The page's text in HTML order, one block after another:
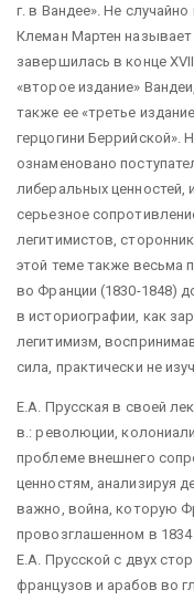
г. в Вандее». Не
Клеман Мартен называет
завершилась в конце
«второе издание»
также ее «третье
герцогини Беррийской».
ознаменовано
либеральных ценностей,
серьезное
легитимистов,
этой теме также весьма
во Франции (1830-1848)
в историографии, как
легитимизм,
сила, практически не
Е.А. Прусская в своей
в.: революции,
проблеме внешнего
ценностям, анализируя
важно, война, которую
провозглашенном в 1834
Е.А. Прусской с двух
французов и арабов во